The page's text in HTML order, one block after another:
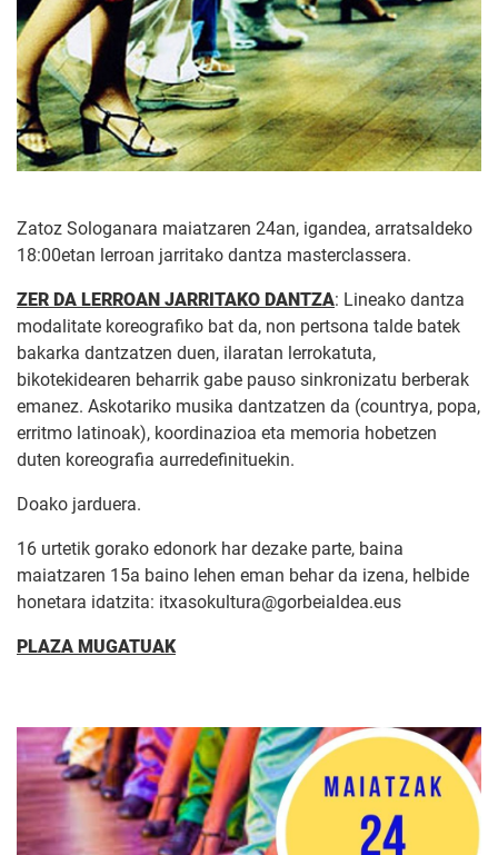
Zatoz Sologanara maiatzaren 24an, igandea, arratsaldeko
18:00etan lerroan jarritako dantza masterclassera.
ZER DA LERROAN JARRITAKO DANTZA: Lineako dantza
modalitate koreografiko bat da, non pertsona talde batek
bakarka dantzatzen duen, ilaratan lerrokatuta,
bikotekidearen beharrik gabe pauso sinkronizatu berberak
emanez. Askotariko musika dantzatzen da (countrya, popa,
erritmo latinoak), koordinazioa eta memoria hobetzen
duten koreografia aurredefinituekin.
Doako jarduera.
16 urtetik gorako edonork har dezake parte, baina
maiatzaren 15a baino lehen eman behar da izena, helbide
honetara idatzita: itxasokultura@gorbeialdea.eus
PLAZA MUGATUAK